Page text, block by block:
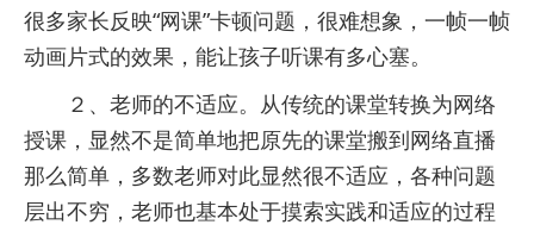
很多家长反映“网课”卡顿问题，很难想象，一帧一帧
动画片式的效果，能让孩子听课有多心塞。
２、老师的不适应。从传统的课堂转换为网络
授课，显然不是简单地把原先的课堂搬到网络直播
那么简单，多数老师对此显然很不适应，各种问题
层出不穷，老师也基本处于摸索实践和适应的过程